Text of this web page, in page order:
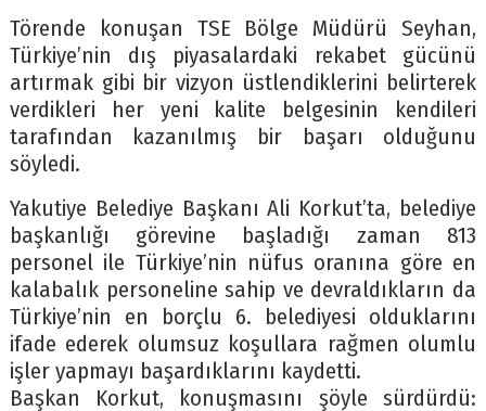
Törende konuşan TSE Bölge Müdürü Seyhan,
Türkiye’nin dış piyasalardaki rekabet gücünü
artırmak gibi bir vizyon üstlendiklerini belirterek
verdikleri her yeni kalite belgesinin kendileri
tarafından kazanılmış bir başarı olduğunu
söyledi.
Yakutiye Belediye Başkanı Ali Korkut’ta, belediye
başkanlığı görevine başladığı zaman 813
personel ile Türkiye’nin nüfus oranına göre en
kalabalık personeline sahip ve devraldıkların da
Türkiye’nin en borçlu 6. belediyesi olduklarını
ifade ederek olumsuz koşullara rağmen olumlu
işler yapmayı başardıklarını kaydetti.
Başkan Korkut, konuşmasını şöyle sürdürdü: